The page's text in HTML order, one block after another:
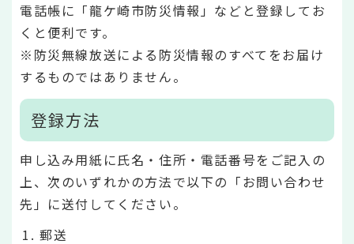
電話帳に「龍ケ崎市防災情報」などと登録してお
くと便利です。
※防災無線放送による防災情報のすべてをお届け
するものではありません。
登録方法
申し込み用紙に氏名・住所・電話番号をご記入の
上、次のいずれかの方法で以下の「お問い合わせ
先」に送付してください。
郵送